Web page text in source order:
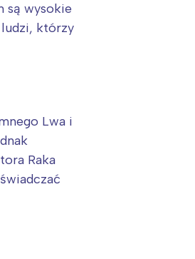
są wysokie
ludzi, którzy
Lwa i
Raka